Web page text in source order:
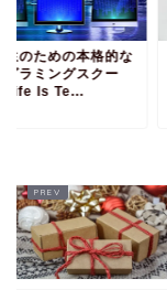
生のための本格的な
グラミングスクー
Life Is Te...